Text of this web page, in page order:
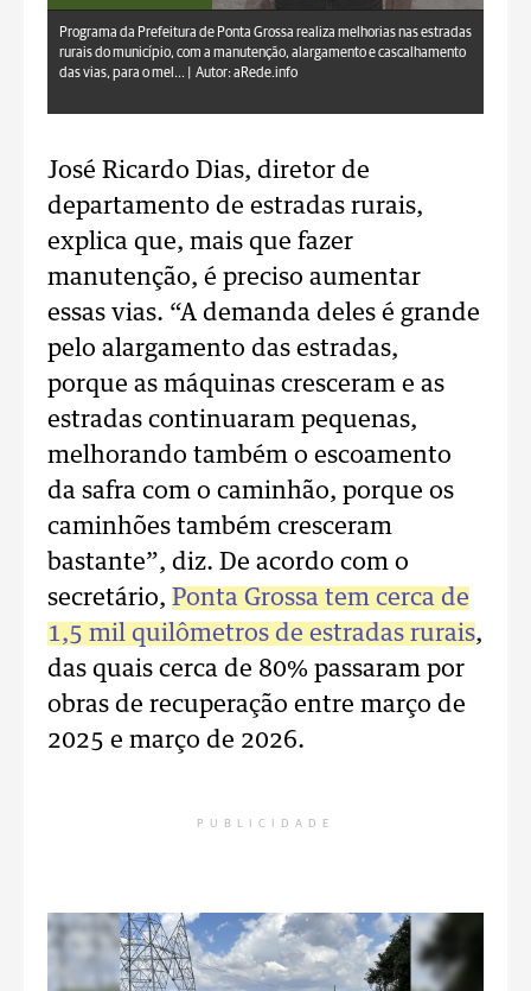
Programa da Prefeitura de Ponta Grossa realiza melhorias nas estradas
rurais do município, com a manutenção, alargamento e cascalhamento
das vias, para o mel... |
Autor: aRede.info
José Ricardo Dias, diretor de
departamento de estradas rurais,
explica que, mais que fazer
manutenção, é preciso aumentar
essas vias. “A demanda deles é grande
pelo alargamento das estradas,
porque as máquinas cresceram e as
estradas continuaram pequenas,
melhorando também o escoamento
da safra com o caminhão, porque os
caminhões também cresceram
bastante”, diz. De acordo com o
secretário, Ponta Grossa tem cerca de
1,5 mil quilômetros de estradas rurais,
das quais cerca de 80% passaram por
obras de recuperação entre março de
2025 e março de 2026.
PUBLICIDADE